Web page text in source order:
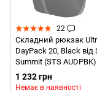
22
Складний рюкзак
DayPack 20, Black від
Summit (STS AUDPBK)
1 232 грн
Немає в наявності